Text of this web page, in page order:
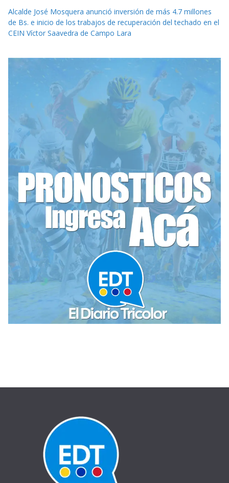
Alcalde José Mosquera anunció inversión de más 4.7 millones
de Bs. e inicio de los trabajos de recuperación del techado en el
CEIN Víctor Saavedra de Campo Lara